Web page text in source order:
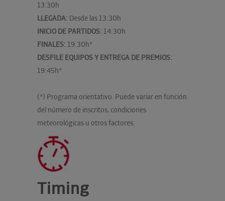
13:30h
LLEGADA: Desde las 13:30h
INICIO DE PARTIDOS: 14:30h
FINALES: 19:30h*
DESFILE EQUIPOS Y ENTREGA DE PREMIOS:
19:45h*
(*) Programa orientativo. Puede variar en función
del número de inscritos, condiciones
meteorológicas u otros factores.
Timing